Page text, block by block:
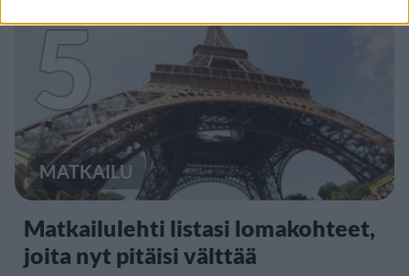
5
MATKAILU
Matkailulehti listasi lomakohteet,
joita nyt pitäisi välttää